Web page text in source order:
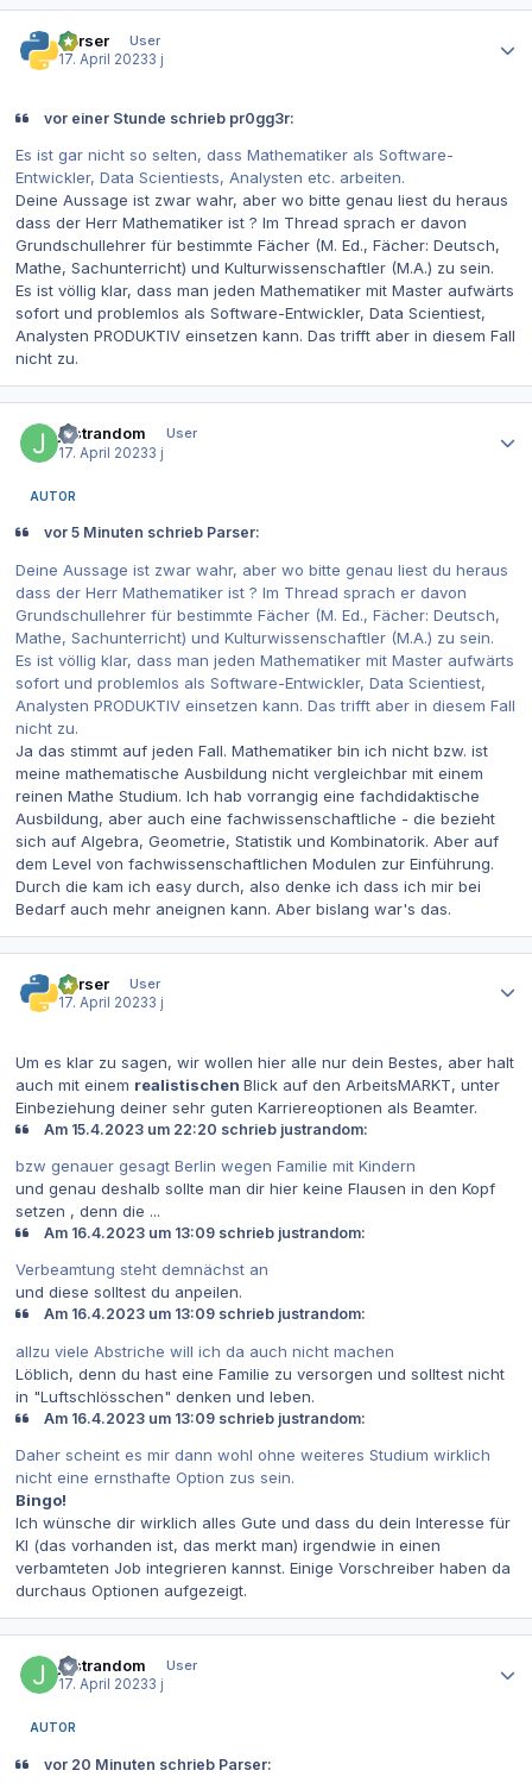
Parser
User
17. April 20233 j
vor einer Stunde schrieb pr0gg3r:
Es ist gar nicht so selten, dass Mathematiker als Software-
Entwickler, Data Scientiests, Analysten etc. arbeiten.
Deine Aussage ist zwar wahr, aber wo bitte genau liest du heraus
dass der Herr Mathematiker ist ? Im Thread sprach er davon
Grundschullehrer für bestimmte Fächer (M. Ed., Fächer: Deutsch,
Mathe, Sachunterricht) und Kulturwissenschaftler (M.A.) zu sein.
Es ist völlig klar, dass man jeden Mathematiker mit Master aufwärts
sofort und problemlos als Software-Entwickler, Data Scientiest,
Analysten PRODUKTIV einsetzen kann. Das trifft aber in diesem Fall
nicht zu.
justrandom
User
17. April 20233 j
AUTOR
vor 5 Minuten schrieb Parser:
Deine Aussage ist zwar wahr, aber wo bitte genau liest du heraus
dass der Herr Mathematiker ist ? Im Thread sprach er davon
Grundschullehrer für bestimmte Fächer (M. Ed., Fächer: Deutsch,
Mathe, Sachunterricht) und Kulturwissenschaftler (M.A.) zu sein.
Es ist völlig klar, dass man jeden Mathematiker mit Master aufwärts
sofort und problemlos als Software-Entwickler, Data Scientiest,
Analysten PRODUKTIV einsetzen kann. Das trifft aber in diesem Fall
nicht zu.
Ja das stimmt auf jeden Fall. Mathematiker bin ich nicht bzw. ist
meine mathematische Ausbildung nicht vergleichbar mit einem
reinen Mathe Studium. Ich hab vorrangig eine fachdidaktische
Ausbildung, aber auch eine fachwissenschaftliche - die bezieht
sich auf Algebra, Geometrie, Statistik und Kombinatorik. Aber auf
dem Level von fachwissenschaftlichen Modulen zur Einführung.
Durch die kam ich easy durch, also denke ich dass ich mir bei
Bedarf auch mehr aneignen kann. Aber bislang war's das.
Parser
User
17. April 20233 j
Um es klar zu sagen, wir wollen hier alle nur dein Bestes, aber halt
auch mit einem realistischen Blick auf den ArbeitsMARKT, unter
Einbeziehung deiner sehr guten Karriereoptionen als Beamter.
Am 15.4.2023 um 22:20 schrieb justrandom:
bzw genauer gesagt Berlin wegen Familie mit Kindern
und genau deshalb sollte man dir hier keine Flausen in den Kopf
setzen , denn die ...
Am 16.4.2023 um 13:09 schrieb justrandom:
Verbeamtung steht demnächst an
und diese solltest du anpeilen.
Am 16.4.2023 um 13:09 schrieb justrandom:
allzu viele Abstriche will ich da auch nicht machen
Löblich, denn du hast eine Familie zu versorgen und solltest nicht
in "Luftschlösschen" denken und leben.
Am 16.4.2023 um 13:09 schrieb justrandom:
Daher scheint es mir dann wohl ohne weiteres Studium wirklich
nicht eine ernsthafte Option zus sein.
Bingo!
Ich wünsche dir wirklich alles Gute und dass du dein Interesse für
KI (das vorhanden ist, das merkt man) irgendwie in einen
verbamteten Job integrieren kannst. Einige Vorschreiber haben da
durchaus Optionen aufgezeigt.
justrandom
User
17. April 20233 j
AUTOR
vor 20 Minuten schrieb Parser: